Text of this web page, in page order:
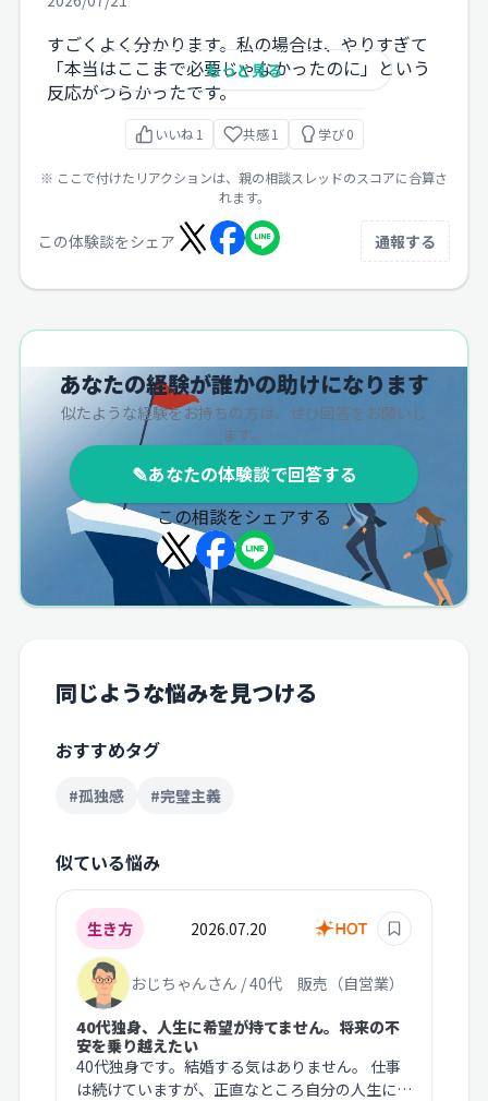
すごくよく分かります。私の場合は、やりすぎて
「本当はここまで必要じゃなかったのに」という
反応がつらかったです。
もっと見る
いいね 1 共感 1 学び 0
※ ここで付けたリアクションは、親の相談スレッドのスコアに合算さ
れます。
この体験談をシェア 通報する
あなたの経験が誰かの助けになります
似たような経験をお持ちの方は、ぜひ回答をお願いし
ます。
✎あなたの体験談で回答する
この相談をシェアする
同じような悩みを見つける
おすすめタグ
#孤独感 #完璧主義
似ている悩み
生き方 2026.07.20
40代独身、人生に希望が持てません。将来の不
安を乗り越えたい
40代独身です。結婚する気はありません。 仕事
は続けていますが、正直なところ自分の人生に希
おじちゃんさん / 40代 販売（自営業）